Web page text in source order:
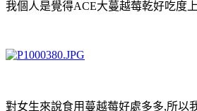
我個人是覺得ACE大蔓越莓乾好吃度
對女生來說食用蔓越莓好處多多,所以